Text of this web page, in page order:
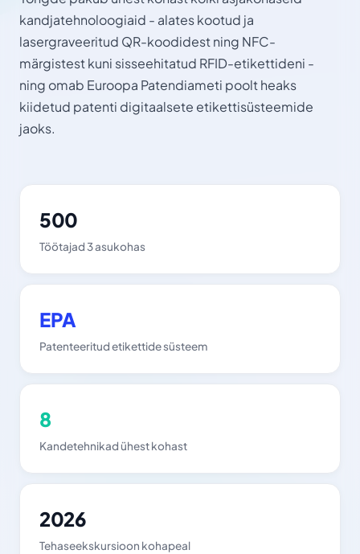
kandjatehnoloogiaid - alates kootud ja
lasergraveeritud QR-koodidest ning NFC-
märgistest kuni sisseehitatud RFID-etikettideni -
ning omab Euroopa Patendiameti poolt heaks
kiidetud patenti digitaalsete etikettisüsteemide
jaoks.
500
Töötajad 3 asukohas
EPA
Patenteeritud etikettide süsteem
8
Kandetehnikad ühest kohast
2026
Tehaseekskursioon kohapeal